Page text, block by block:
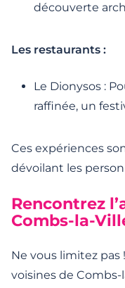
découverte
Les restaurants :
Le Dionysos :
raffinée, un
Ces expériences
dévoilant les
Rencontrez
Combs-la-
Ne vous limitez pas
voisines de